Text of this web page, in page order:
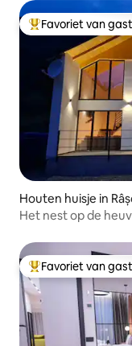
Topfavoriet van
Favoriet van
Houten huisje in
Het nest op de
Topfavoriet van
Favoriet van